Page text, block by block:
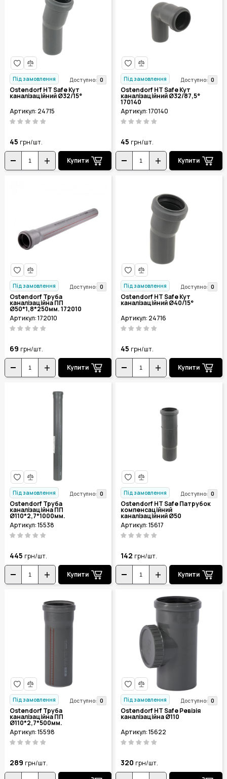
Під замовлення Доступно: 0
Ostendorf HT Safe Кут
каналізаційний Ø32/15°
Артикул: 24715
45 грн/шт.
Купити
Під замовлення Доступно: 0
Ostendorf HT Safe Кут
каналізаційний Ø32/87,5°
170140
Артикул: 170140
45 грн/шт.
Купити
Під замовлення Доступно: 0
Ostendorf Труба
каналізаційна ПП
Ø50*1,8*250мм. 172010
Артикул: 172010
69 грн/шт.
Купити
Під замовлення Доступно: 0
Ostendorf HT Safe Кут
каналізаційний Ø40/15°
Артикул: 24716
45 грн/шт.
Купити
Під замовлення Доступно: 0
Ostendorf Труба
каналізаційна ПП
Ø110*2,7*1000мм.
Артикул: 15538
445 грн/шт.
Купити
Під замовлення Доступно: 0
Ostendorf HT Safe Патрубок
компенсаційний
каналізаційний Ø50
Артикул: 15617
142 грн/шт.
Купити
Під замовлення Доступно: 0
Ostendorf Труба
каналізаційна ПП
Ø110*2,7*500мм.
Артикул: 15598
289 грн/шт.
Під замовлення Доступно: 0
Ostendorf HT Safe Ревізія
каналізаційна Ø110
Артикул: 15622
320 грн/шт.